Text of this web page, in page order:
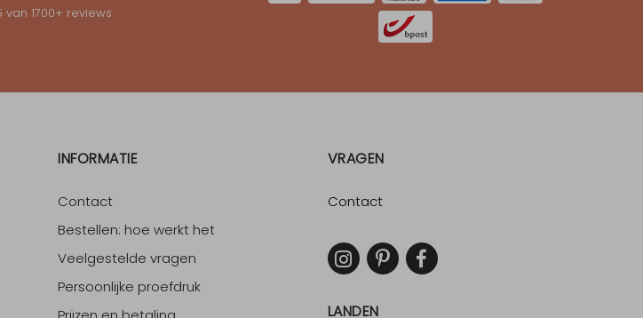
van 1700+ reviews
INFORMATIE
Contact
Bestellen: hoe werkt het
Veelgestelde vragen
Persoonlijke proefdruk
VRAGEN
Contact
LANDEN